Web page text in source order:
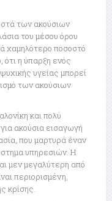
των ακούσιων
του μέσου όρου
χαμηλότερο ποσοστό
η ύπαρξη ενός
υγείας μπορεί
των ακούσιων
και πολύ
ακούσια εισαγωγή
που μαρτυρά έναν
υπηρεσιών. Η
μεν μεγαλύτερη από
περιορισμένη,
κρίσης.